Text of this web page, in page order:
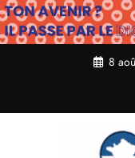
Aller
au
contenu
8